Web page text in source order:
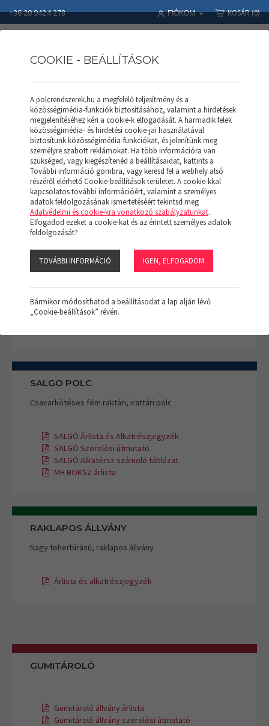
+36 20 9424 278 FIÓKOM KOSÁR(0)
ÁRLISTÁK, KATALÓGUSOK
APROD POLC
Csavarkötés nélküli kapcsolható polc
APROD Árlista és alkatrészjegyzék
APROD Szerelési útmutató
SALGO POLC
Csavarkötéses fém raktári, irattári polc
SALGÓ Árlista és Alkatrészjegyzék
SALGÓ Szerelési útmutató
SALGÓ Alkatérsz számoló táblázat
MH BOKSZ árlista
RAKLAPOS ÁLLVÁNY
Nagy teherbírású, raklapos állvány
Árlista és alkatrészjegyzék
GUMITÁROLÓ
Gumitároló állvány árlista
Gumitároló állvány szerelési útmutató
COOKIE - BEÁLLÍTÁSOK
A polcrendszerek.hu a megfelelő teljesítmény és a
közösségimédia-funkciók biztosításához, valamint a hirdetések
megjelenítéséhez kéri a cookie-k elfogadását. A harmadik felek
közösségimédia- és hirdetési cookie-jai használatával
biztosítunk közösségimédia-funkciókat, és jelenítünk meg
személyre szabott reklámokat. Ha több információra van
szükséged, vagy kiegészítenéd a beállításaidat, kattints a
További információ gombra, vagy keresd fel a webhely alsó
részéről elérhető Cookie-beállítások területet. A cookie-kkal
kapcsolatos további információért, valamint a személyes
adatok feldolgozásának ismertetéséért tekintsd meg
Adatvédelmi és cookie-kra vonatkozó szabályzatunkat.
Elfogadod ezeket a cookie-kat és az érintett személyes adatok
feldolgozását?
TOVÁBBI INFORMÁCIÓ IGEN, ELFOGADOM
Bármikor módosíthatod a beállításodat a lap alján lévő
„Cookie-beállítások” révén.